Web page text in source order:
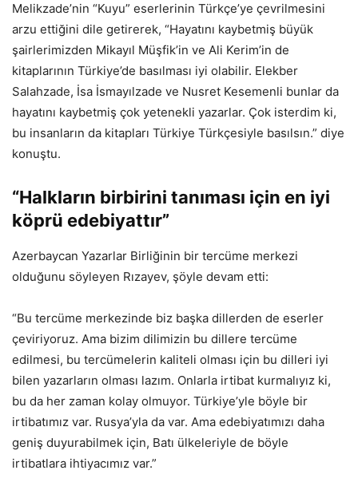
Melikzade’nin “Kuyu” eserlerinin Türkçe’ye çevrilmesini
arzu ettiğini dile getirerek, “Hayatını kaybetmiş büyük
şairlerimizden Mikayıl Müşfik’in ve Ali Kerim’in de
kitaplarının Türkiye’de basılması iyi olabilir. Elekber
Salahzade, İsa İsmayılzade ve Nusret Kesemenli bunlar da
hayatını kaybetmiş çok yetenekli yazarlar. Çok isterdim ki,
bu insanların da kitapları Türkiye Türkçesiyle basılsın.” diye
konuştu.
“Halkların birbirini tanıması için en iyi
köprü edebiyattır”
Azerbaycan Yazarlar Birliğinin bir tercüme merkezi
olduğunu söyleyen Rızayev, şöyle devam etti:
“Bu tercüme merkezinde biz başka dillerden de eserler
çeviriyoruz. Ama bizim dilimizin bu dillere tercüme
edilmesi, bu tercümelerin kaliteli olması için bu dilleri iyi
bilen yazarların olması lazım. Onlarla irtibat kurmalıyız ki,
bu da her zaman kolay olmuyor. Türkiye’yle böyle bir
irtibatımız var. Rusya’yla da var. Ama edebiyatımızı daha
geniş duyurabilmek için, Batı ülkeleriyle de böyle
irtibatlara ihtiyacımız var.”